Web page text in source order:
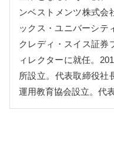
ンベストメンツ株式会
ックス・ユニバーシテ
クレディ・スイス証券
ィレクターに就任。
所設立。代表取締役社
運用教育協会設立。代